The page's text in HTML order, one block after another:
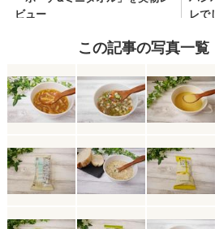
この記事の写真一覧